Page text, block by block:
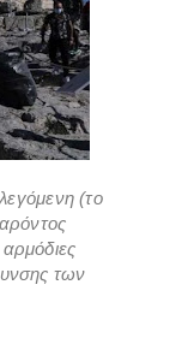
(το
των